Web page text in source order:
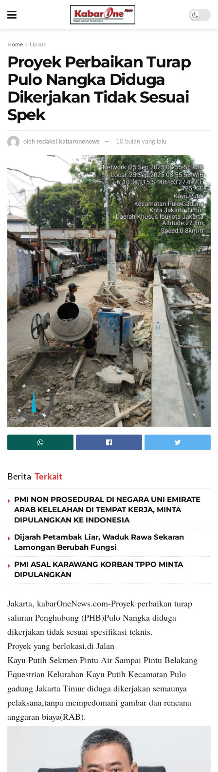
Home Lipsus
Proyek Perbaikan Turap
Pulo Nangka Diduga
Dikerjakan Tidak Sesuai
Spek
oleh redaksi kabaronenews 10 bulan yang lalu
Berita ‎ Terkait
PMI NON PROSEDURAL DI NEGARA UNI EMIRATE
ARAB KELELAHAN DI TEMPAT KERJA, MINTA
DIPULANGKAN KE INDONESIA
Dijarah Petambak Liar, Waduk Rawa Sekaran
Lamongan Berubah Fungsi
PMI ASAL KARAWANG KORBAN TPPO MINTA
DIPULANGKAN
Jakarta, kabarOneNews.com-Proyek perbaikan turap
saluran Penghubung (PHB)Pulo Nangka diduga
dikerjakan tidak sesuai spesifikasi teknis.
Proyek yang berlokasi,di Jalan
Kayu Putih Sekmen Pintu Air Sampai Pintu Belakang
Equestrian Kelurahan Kayu Putih Kecamatan Pulo
gadung Jakarta Timur diduga dikerjakan semaunya
pelaksana,tanpa mempedomani gambar dan rencana
anggaran biaya(RAB).